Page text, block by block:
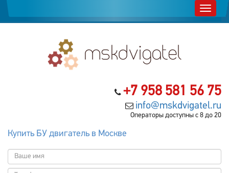
+7 958 581 56 75
info@mskdvigatel.ru
Операторы доступны с 8 до 20
Купить БУ двигатель в Москве